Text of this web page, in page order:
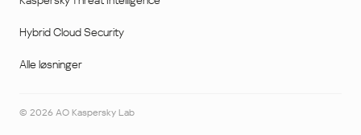
Hybrid Cloud Security
Alle løsninger
© 2026 AO Kaspersky Lab